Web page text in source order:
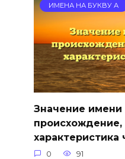
ИМЕНА НА БУКВУ А
Значение имени
происхождение,
характеристика
0 91